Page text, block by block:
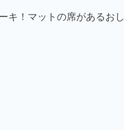
キ！マットの席があるおし